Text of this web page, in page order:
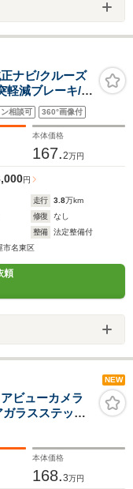
ナビ/クルーズ
軽減ブレーキ/ア
/LEDヘッドラ
相談可 360°画像付
本体価格
167.2万円
円
走行 3.8万km
修復
なし
整備
法定整備付
市名東区
頼
NEW
ビューカメラ
ラスステッカ
ツレザース
音楽ライ
本体価格
168.3万円